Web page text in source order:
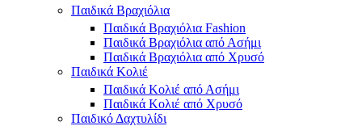
Παιδικά Βραχιόλια
Παιδικά Βραχιόλια Fashion
Παιδικά Βραχιόλια από Ασήμι
Παιδικά Βραχιόλια από Χρυσό
Παιδικά Κολιέ
Παιδικά Κολιέ από Ασήμι
Παιδικά Κολιέ από Χρυσό
Παιδικό Δαχτυλίδι